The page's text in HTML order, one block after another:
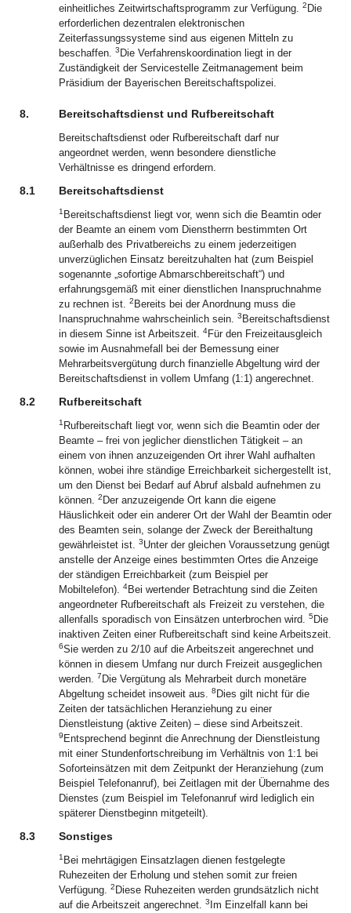
einheitliches Zeitwirtschaftsprogramm zur Verfügung. 2 Die
erforderlichen dezentralen elektronischen
Zeiterfassungssysteme sind aus eigenen Mitteln zu
beschaffen. 3 Die Verfahrenskoordination liegt in der
Zuständigkeit der Servicestelle Zeitmanagement beim
Präsidium der Bayerischen Bereitschaftspolizei.
8. Bereitschaftsdienst und Rufbereitschaft
Bereitschaftsdienst oder Rufbereitschaft darf nur
angeordnet werden, wenn besondere dienstliche
Verhältnisse es dringend erfordern.
8.1 Bereitschaftsdienst
1 Bereitschaftsdienst liegt vor, wenn sich die Beamtin oder
der Beamte an einem vom Dienstherrn bestimmten Ort
außerhalb des Privatbereichs zu einem jederzeitigen
unverzüglichen Einsatz bereitzuhalten hat (zum Beispiel
sogenannte „sofortige Abmarschbereitschaft“) und
erfahrungsgemäß mit einer dienstlichen Inanspruchnahme
zu rechnen ist. 2 Bereits bei der Anordnung muss die
Inanspruchnahme wahrscheinlich sein. 3 Bereitschaftsdienst
in diesem Sinne ist Arbeitszeit. 4Für den Freizeitausgleich
sowie im Ausnahmefall bei der Bemessung einer
Mehrarbeitsvergütung durch finanzielle Abgeltung wird der
Bereitschaftsdienst in vollem Umfang (1:1) angerechnet.
8.2 Rufbereitschaft
1 Rufbereitschaft liegt vor, wenn sich die Beamtin oder der
Beamte – frei von jeglicher dienstlichen Tätigkeit – an
einem von ihnen anzuzeigenden Ort ihrer Wahl aufhalten
können, wobei ihre ständige Erreichbarkeit sichergestellt ist,
um den Dienst bei Bedarf auf Abruf alsbald aufnehmen zu
können. 2 Der anzuzeigende Ort kann die eigene
Häuslichkeit oder ein anderer Ort der Wahl der Beamtin oder
des Beamten sein, solange der Zweck der Bereithaltung
gewährleistet ist. 3Unter der gleichen Voraussetzung genügt
anstelle der Anzeige eines bestimmten Ortes die Anzeige
der ständigen Erreichbarkeit (zum Beispiel per
Mobiltelefon). 4Bei wertender Betrachtung sind die Zeiten
angeordneter Rufbereitschaft als Freizeit zu verstehen, die
allenfalls sporadisch von Einsätzen unterbrochen wird. 5 Die
inaktiven Zeiten einer Rufbereitschaft sind keine Arbeitszeit.
6Sie werden zu 2/10 auf die Arbeitszeit angerechnet und
können in diesem Umfang nur durch Freizeit ausgeglichen
werden. 7 Die Vergütung als Mehrarbeit durch monetäre
Abgeltung scheidet insoweit aus. 8 Dies gilt nicht für die
Zeiten der tatsächlichen Heranziehung zu einer
Dienstleistung (aktive Zeiten) – diese sind Arbeitszeit.
9 Entsprechend beginnt die Anrechnung der Dienstleistung
mit einer Stundenfortschreibung im Verhältnis von 1:1 bei
Soforteinsätzen mit dem Zeitpunkt der Heranziehung (zum
Beispiel Telefonanruf), bei Zeitlagen mit der Übernahme des
Dienstes (zum Beispiel im Telefonanruf wird lediglich ein
späterer Dienstbeginn mitgeteilt).
8.3 Sonstiges
1 Bei mehrtägigen Einsatzlagen dienen festgelegte
Ruhezeiten der Erholung und stehen somit zur freien
Verfügung. 2 Diese Ruhezeiten werden grundsätzlich nicht
auf die Arbeitszeit angerechnet. 3 Im Einzelfall kann bei